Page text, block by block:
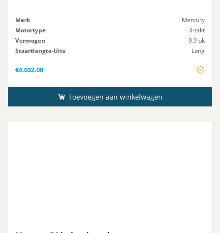
Merk
Mercury
Motortype
4-takt
Vermogen
9.9 pk
Staartlengte-Uitv
Lang
€4.032,00
Toevoegen aan winkelwagen